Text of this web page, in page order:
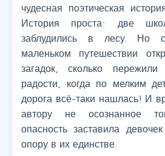
чудесная поэтическая
История проста: две
заблудились в лесу. Но
маленьком путешествии
загадок, сколько пережили
радости, когда по мелким
дорога всё-таки нашлась! И
автору не осознанное
опасность заставила
опору в их единстве.